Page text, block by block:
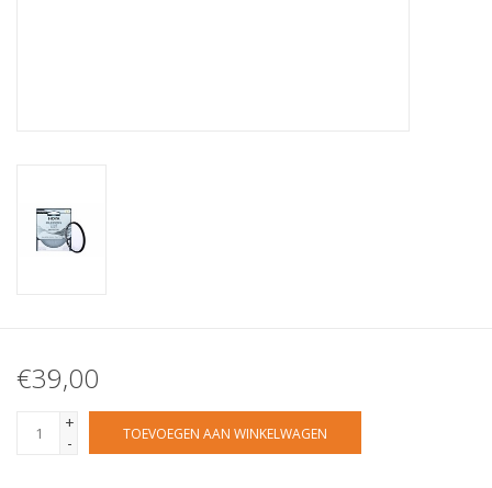
€39,00
+
-
TOEVOEGEN AAN WINKELWAGEN